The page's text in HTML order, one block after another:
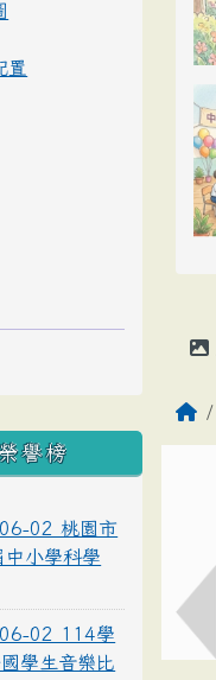
置
譽榜
02 桃園市
中小學科學
02 114學
學生音樂比